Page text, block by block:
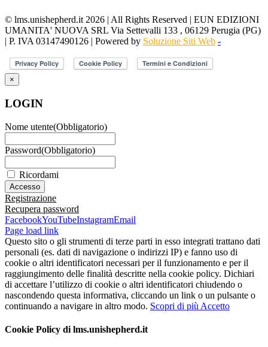
© lms.unishepherd.it 2026 | All Rights Reserved | EUN EDIZIONI
UMANITA' NUOVA SRL Via Settevalli 133 , 06129 Perugia (PG)
| P. IVA 03147490126 | Powered by Soluzione Siti Web -
×
LOGIN
Nome utente(Obbligatorio)
Password(Obbligatorio)
Ricordami
Registrazione
Recupera password
FacebookYouTubeInstagramEmail
Page load link
Questo sito o gli strumenti di terze parti in esso integrati trattano dati
personali (es. dati di navigazione o indirizzi IP) e fanno uso di
cookie o altri identificatori necessari per il funzionamento e per il
raggiungimento delle finalità descritte nella cookie policy. Dichiari
di accettare l’utilizzo di cookie o altri identificatori chiudendo o
nascondendo questa informativa, cliccando un link o un pulsante o
continuando a navigare in altro modo. Scopri di più Accetto
Cookie Policy di lms.unishepherd.it